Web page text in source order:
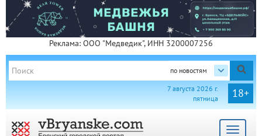
Реклама: ООО "Медведик", ИНН 3200007256
по новостям
18+
7 августа 2026 г.
пятница
Toggle